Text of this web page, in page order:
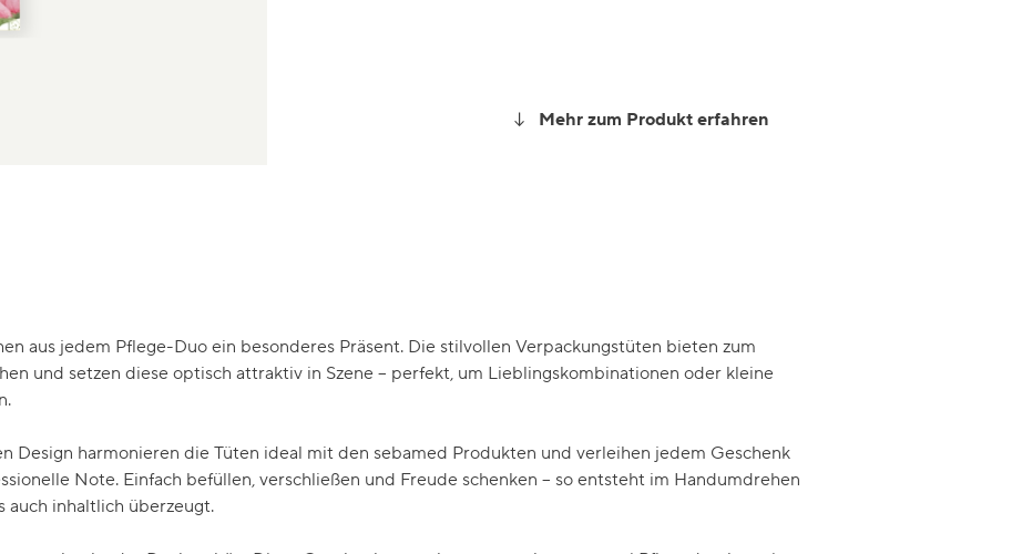
Mehr zum Produkt erfahren
aus jedem Pflege-Duo ein besonderes Präsent. Die stilvollen Verpackungstüten bieten zum
und setzen diese optisch attraktiv in Szene – perfekt, um Lieblingskombinationen oder kleine
Design harmonieren die Tüten ideal mit den sebamed Produkten und verleihen jedem Geschenk
Note. Einfach befüllen, verschließen und Freude schenken – so entsteht im Handumdrehen
auch inhaltlich überzeugt.